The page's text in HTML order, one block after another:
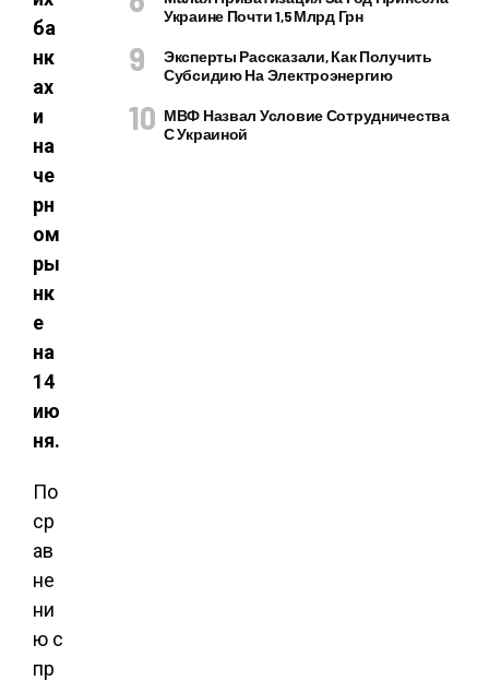
ба
нк
ах
и
на
че
рн
ом
ры
нк
е
на
14
ию
ня.
По
ср
ав
не
ни
ю с
пр
Украине Почти 1,5 Млрд Грн
Эксперты Рассказали, Как Получить
Субсидию На Электроэнергию
МВФ Назвал Условие Сотрудничества
С Украиной